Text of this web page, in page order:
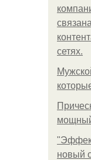
сетях.
новый